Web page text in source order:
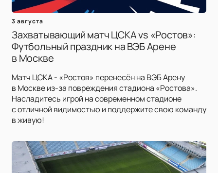
3 августа
Захватывающий матч ЦСКА vs «Ростов»:
Футбольный праздник на ВЭБ Арене
в Москве
Матч ЦСКА - «Ростов» перенесён на ВЭБ Арену
в Москве из-за повреждения стадиона «Ростова».
Насладитесь игрой на современном стадионе
с отличной видимостью и поддержите свою команду
в живую!